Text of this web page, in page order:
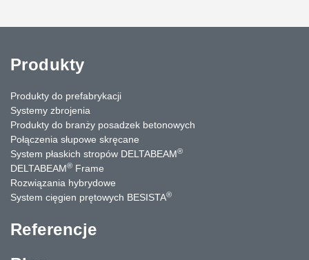
Produkty
Produkty do prefabrykacji
Systemy zbrojenia
Produkty do branży posadzek betonowych
Połączenia słupowe skręcane
System płaskich stropów DELTABEAM®
DELTABEAM® Frame
Rozwiązania hybrydowe
System cięgien prętowych BESISTA®
Referencje